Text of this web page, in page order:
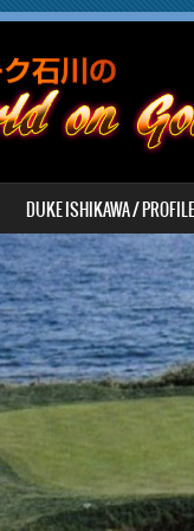
DUKE ISHIKAWA / PROFILE